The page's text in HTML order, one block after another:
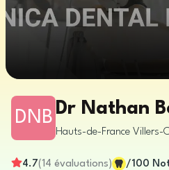
DNB Dr Nathan
Hauts-de-France Villers-
4.7(14 évaluations) /100